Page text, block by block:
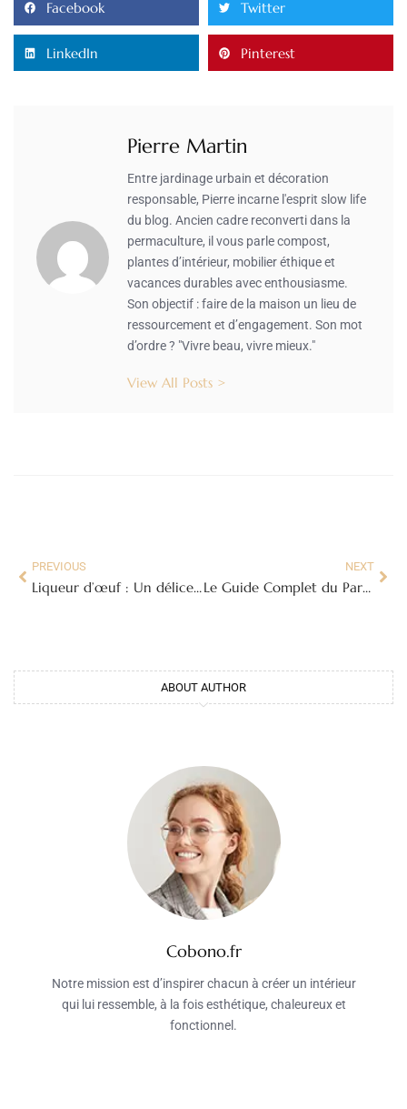
Facebook Twitter
LinkedIn Pinterest
Pierre Martin
Entre jardinage urbain et décoration
responsable, Pierre incarne l'esprit slow life
du blog. Ancien cadre reconverti dans la
permaculture, il vous parle compost,
plantes d’intérieur, mobilier éthique et
vacances durables avec enthousiasme.
Son objectif : faire de la maison un lieu de
ressourcement et d’engagement. Son mot
d’ordre ? "Vivre beau, vivre mieux."
View All Posts >
PREVIOUS
Liqueur d’œuf : Un délice Crémeux à Découvrir et à Savourer
NEXT
Le Guide Complet du Parquet Blanc : Lumière et Élégance pour Votre Intérieur
ABOUT AUTHOR
Cobono.fr
Notre mission est d’inspirer chacun à créer un intérieur
qui lui ressemble, à la fois esthétique, chaleureux et
fonctionnel.